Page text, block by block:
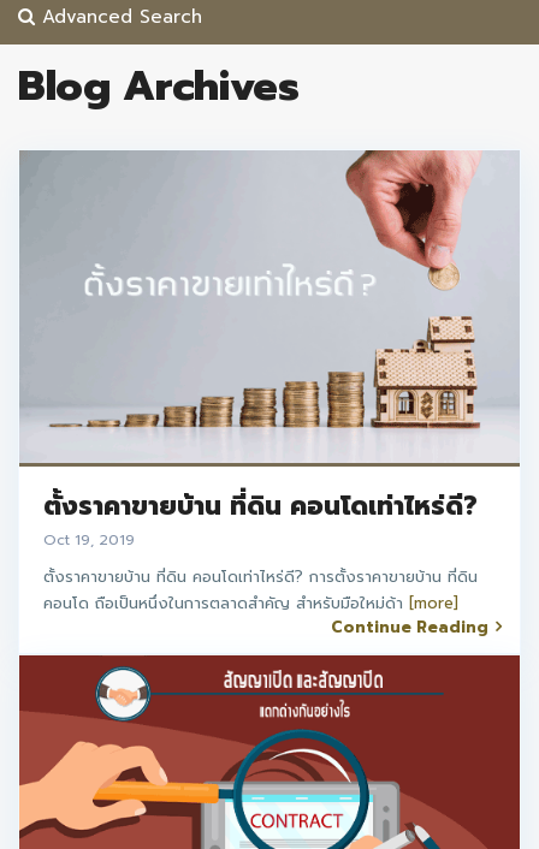
Advanced Search
Blog Archives
ตั้งราคาขายบ้าน ที่ดิน คอนโดเท่าไหร่ดี?
Oct 19, 2019
ตั้งราคาขายบ้าน ที่ดิน คอนโดเท่าไหร่ดี? การตั้งราคาขายบ้าน ที่ดิน
คอนโด ถือเป็นหนึ่งในการตลาดสำคัญ สำหรับมือใหม่ด้า [more]
Continue Reading